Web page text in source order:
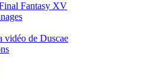
Fantasy XV
vidéo de Duscae